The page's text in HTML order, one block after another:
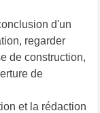
d'un
regarder
de construction,
de
et la rédaction